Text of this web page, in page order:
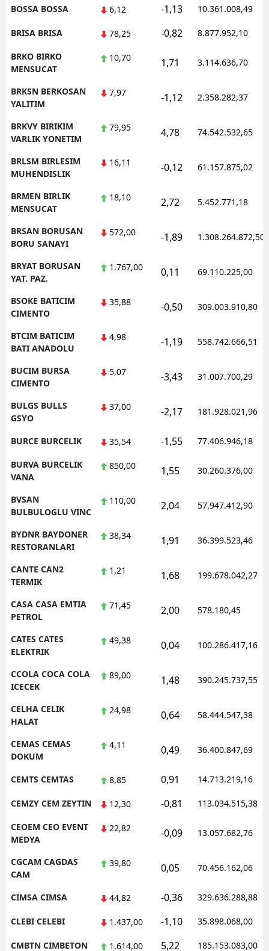
BOSSA BOSSA 6,12 -1,13 10.361.008,49
BRISA BRISA 78,25 -0,82 8.877.952,10
BRKO BIRKO
MENSUCAT
10,70 1,71 3.114.636,70
BRKSN BERKOSAN
YALITIM
7,97 -1,12 2.358.282,37
BRKVY BIRIKIM
VARLIK YONETIM
79,95 4,78 74.542.532,65
BRLSM BIRLESIM
MUHENDISLIK
16,11 -0,12 61.157.875,02
BRMEN BIRLIK
MENSUCAT
18,10 2,72 5.452.771,18
BRSAN BORUSAN
BORU SANAYI
572,00 -1,89 1.308.264.872,50
BRYAT BORUSAN
YAT. PAZ.
1.767,00 0,11 69.110.225,00
BSOKE BATICIM
CIMENTO
35,88 -0,50 309.003.910,80
BTCIM BATICIM
BATI ANADOLU
4,98 -1,19 558.742.666,51
BUCIM BURSA
CIMENTO
5,07 -3,43 31.007.700,29
BULGS BULLS
GSYO
37,00 -2,17 181.928.021,96
BURCE BURCELIK 35,54 -1,55 77.406.946,18
BURVA BURCELIK
VANA
850,00 1,55 30.260.376,00
BVSAN
BULBULOGLU VINC
110,00 2,04 57.947.412,90
BYDNR BAYDONER
RESTORANLARI
38,34 1,91 36.399.523,46
CANTE CAN2
TERMIK
1,21 1,68 199.678.042,27
CASA CASA EMTIA
PETROL
71,45 2,00 578.180,45
CATES CATES
ELEKTRIK
49,38 0,04 100.286.417,16
CCOLA COCA COLA
ICECEK
89,00 1,48 390.245.737,55
CELHA CELIK
HALAT
24,98 0,64 58.444.547,38
CEMAS CEMAS
DOKUM
4,11 0,49 36.400.847,69
CEMTS CEMTAS 8,85 0,91 14.713.219,16
CEMZY CEM ZEYTIN 12,30 -0,81 113.034.515,38
CEOEM CEO EVENT
MEDYA
22,82 -0,09 13.057.682,76
CGCAM CAGDAS
CAM
39,80 0,05 70.456.162,06
CIMSA CIMSA 44,82 -0,36 329.636.288,88
CLEBI CELEBI 1.437,00 -1,10 35.898.068,00
CMBTN CIMBETON 1.614,00 5,22 185.153.083,00